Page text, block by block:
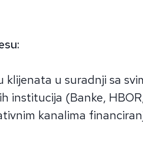
klijenata u suradnji sa
institucija (Banke,
kanalima